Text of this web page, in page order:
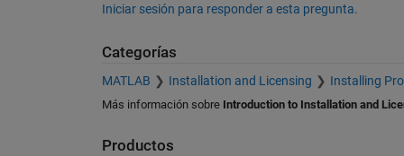
Iniciar sesión para responder a esta pregunta.
Categorías
MATLAB Installation and Licensing Installing
Más información sobre Introduction to Installation and
Productos